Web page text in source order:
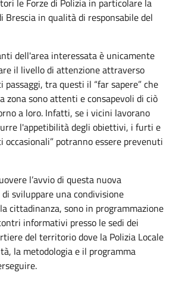
Brescia in qualità di responsabile del
dell'area interessata è unicamente
il livello di attenzione attraverso
passaggi, tra questi il “far sapere” che
zona sono attenti e consapevoli di ciò
a loro. Infatti, se i vicini lavorano
l'appetibilità degli obiettivi, i furti e
potranno essere prevenuti
l’avvio di questa nuova
sviluppare una condivisione
cittadinanza, sono in programmazione
informativi presso le sedi dei
del territorio dove la Polizia Locale
la metodologia e il programma